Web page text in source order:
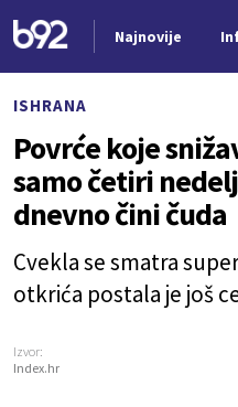
Najnovije
ISHRANA
Povrće koje
samo četiri
dnevno čini čuda
Cvekla se smatra
otkrića postala je još
Izvor:
Index.hr